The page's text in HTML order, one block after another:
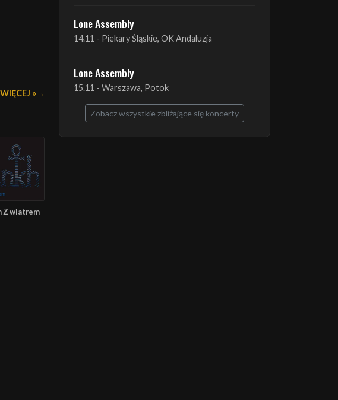
»
Z wiatrem
Lone Assembly
14.11 - Piekary Śląskie, OK Andaluzja
Lone Assembly
15.11 - Warszawa, Potok
Zobacz wszystkie zbliżające się koncerty